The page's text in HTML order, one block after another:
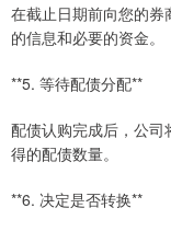
在截止日期前向您的
的信息和必要的资金。
**5. 等待配债分配**
配债认购完成后，公
得的配债数量。
**6. 决定是否转换**